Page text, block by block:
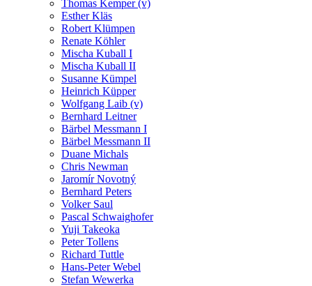
Thomas Kemper (v)
Esther Kläs
Robert Klümpen
Renate Köhler
Mischa Kuball I
Mischa Kuball II
Susanne Kümpel
Heinrich Küpper
Wolfgang Laib (v)
Bernhard Leitner
Bärbel Messmann I
Bärbel Messmann II
Duane Michals
Chris Newman
Jaromír Novotný
Bernhard Peters
Volker Saul
Pascal Schwaighofer
Yuji Takeoka
Peter Tollens
Richard Tuttle
Hans-Peter Webel
Stefan Wewerka